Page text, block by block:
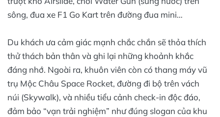
sông, đua xe F1 Go Kart trên đường đua mini…
Du khách ưa cảm giác mạnh chắc chắn sẽ thỏa thích
thử thách bản thân và ghi lại những khoảnh khắc
đáng nhớ. Ngoài ra, khuôn viên còn có thang máy vũ
trụ Mộc Châu Space Rocket, đường đi bộ trên vách
núi (Skywalk), và nhiều tiểu cảnh check-in độc đáo,
đảm bảo “vạn trải nghiệm” như đúng slogan của khu